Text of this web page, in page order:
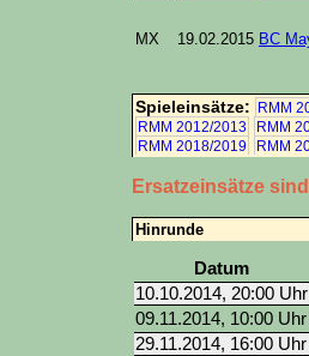
MX 19.02.2015 BC
Spieleinsätze: RMM
RMM 2012/2013
RMM
RMM 2018/2019
RMM
Ersatzeinsätze
Hinrunde
Datum
10.10.2014, 20:00 Uhr
09.11.2014, 10:00 Uhr
29.11.2014, 16:00 Uhr